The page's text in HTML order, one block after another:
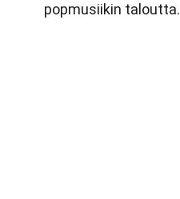
popmusiikin taloutta.